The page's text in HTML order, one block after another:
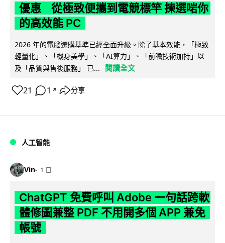
優惠 從極致便攜到電競標竿 揀選啱你
的高效能 PC
2026 年的電腦選購基準已經全面升級。除了基本效能，「極致
輕量化」、「機身美學」、「AI算力」、「前瞻技術加持」以
及「品質與售後服務」 已...
閱讀全文
21 1 ↗ 分享
人工智能
Vin 1 日
ChatGPT 免費呼叫 Adobe 一句話跨軟
體修圖兼整 PDF 不用開多個 APP 兼免
帳號